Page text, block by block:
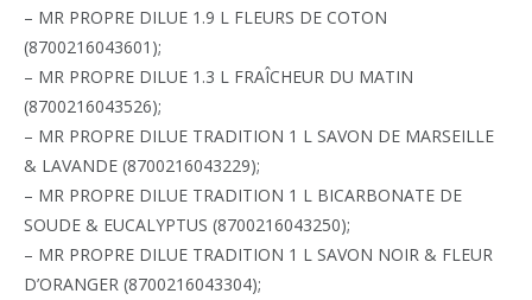
– MR PROPRE DILUE 1.9 L FLEURS DE COTON
(8700216043601);
– MR PROPRE DILUE 1.3 L FRAÎCHEUR DU MATIN
(8700216043526);
– MR PROPRE DILUE TRADITION 1 L SAVON DE MARSEILLE
& LAVANDE (8700216043229);
– MR PROPRE DILUE TRADITION 1 L BICARBONATE DE
SOUDE & EUCALYPTUS (8700216043250);
– MR PROPRE DILUE TRADITION 1 L SAVON NOIR & FLEUR
D’ORANGER (8700216043304);